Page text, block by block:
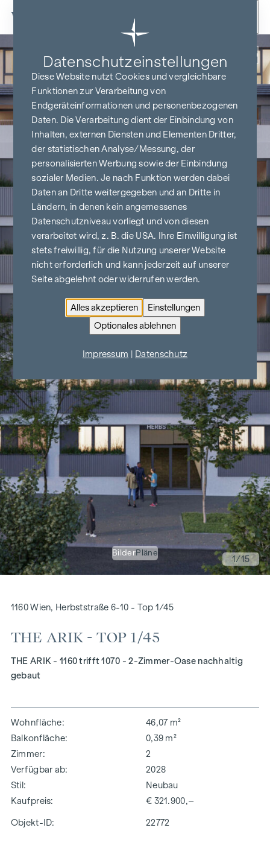
Zum Inhalt springen
Zurück
BilderPläne
1/15
1160 Wien, Herbststraße 6-10 - Top 1/45
THE ARIK - TOP 1/45
THE ARIK - 1160 trifft 1070 - 2-Zimmer-Oase nachhaltig
gebaut
Wohnfläche
46,07 m²
Balkonfläche
0,39 m²
Zimmer
2
Verfügbar ab
2028
Stil
Neubau
Kaufpreis
€ 321.900,–
Objekt-ID: 22772
Datenschutz­einstellungen
Diese Website nutzt Cookies und vergleichbare
Funktionen zur Verarbeitung von
Endgeräteinformationen und personenbezogenen
Daten. Die Verarbeitung dient der Einbindung von
Inhalten, externen Diensten und Elementen Dritter,
der statistischen Analyse/Messung, der
personalisierten Werbung sowie der Einbindung
sozialer Medien. Je nach Funktion werden dabei
Daten an Dritte weitergegeben und an Dritte in
Ländern, in denen kein angemessenes
Datenschutzniveau vorliegt und von diesen
verarbeitet wird, z. B. die USA. Ihre Einwilligung ist
stets freiwillig, für die Nutzung unserer Website
nicht erforderlich und kann jederzeit auf unserer
Seite abgelehnt oder widerrufen werden.
Alles akzeptieren
Einstellungen
Optionales ablehnen
Impressum Datenschutz